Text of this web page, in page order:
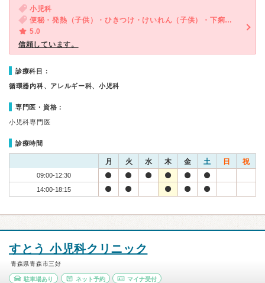
小児科
便秘・発熱（子供）・ひきつけ・けいれん（子供）・下痢（子供）
5.0
信頼しています。
診療科目：
循環器内科、アレルギー科、小児科
専門医・資格：
小児科専門医
診療時間
月 火 水 木 金 土 日 祝
09:00-12:30
14:00-18:15
すとう 小児科クリニック
青森県青森市三好
駐車場あり ネット予約 マイナ受付